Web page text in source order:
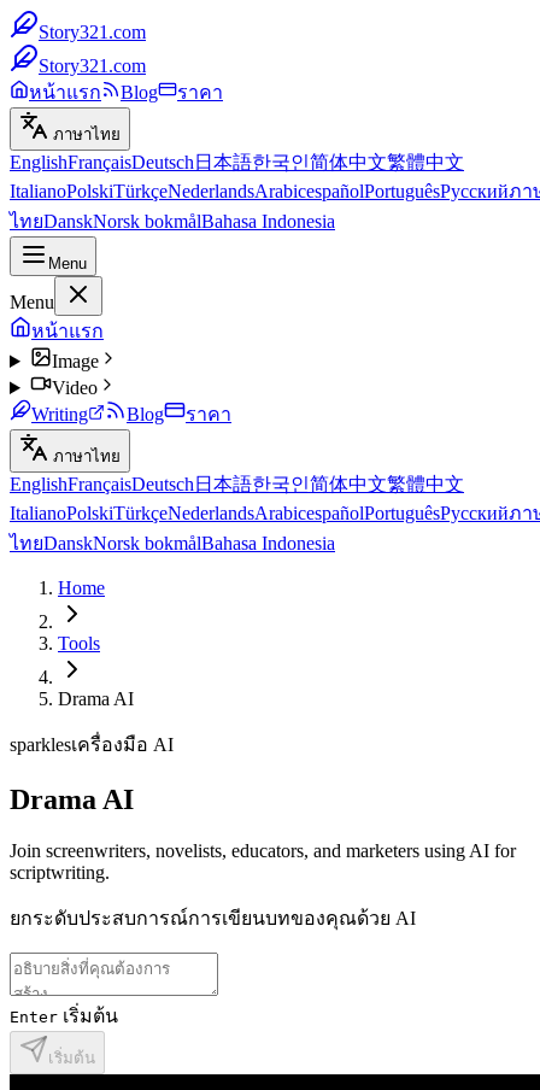
Story321.com
Story321.com
หน้าแรก
Blog ราคา
ภาษาไทย
EnglishFrançaisDeutsch 日本語한국인简体中文繁體中文
ItalianoPolskiTürkçeNederlandsArabicespañolPortuguêsРусскийภา
ไทยDanskNorsk bokmålBahasa Indonesia
Menu
Menu
หน้าแรก
Image
Video
Writing
Blog ราคา
ภาษาไทย
EnglishFrançaisDeutsch 日本語한국인简体中文繁體中文
ItalianoPolskiTürkçeNederlandsArabicespañolPortuguêsРусскийภา
ไทยDanskNorsk bokmålBahasa Indonesia
Home
Tools
Drama AI
sparklesเครื่องมือ AI
Drama AI
Join screenwriters, novelists, educators, and marketers using AI for
scriptwriting.
ยกระดับประสบการณ์การเขียนบทของคุณด้วย AI
Enter เริ่มต้น
เริ่มต้น